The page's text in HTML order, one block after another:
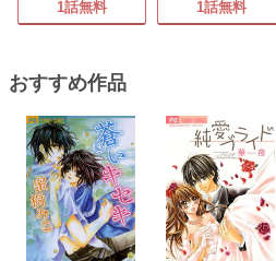
1話無料 1話無料
おすすめ作品